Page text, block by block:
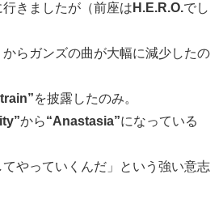
きましたが（前座は H.E.R.O.でし
らガンズの曲が大幅に減少したの
を披露したのみ。
から“Anastasia”になっている
やっていくんだ」という強い意志